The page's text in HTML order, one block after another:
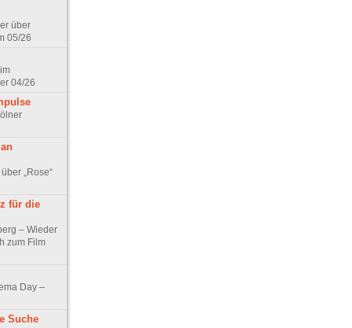
über
05/26
04/26
„Rose“
für die
– Wieder
zum Film
Day –
Suche